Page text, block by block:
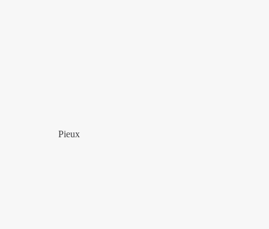
Pieux